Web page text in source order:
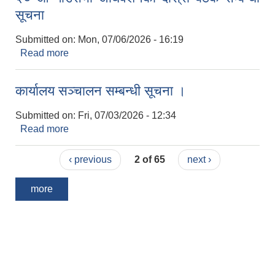
सूचना
Submitted on: Mon, 07/06/2026 - 16:19
Read more
कार्यालय सञ्चालन सम्बन्धी सूचना ।
Submitted on: Fri, 07/03/2026 - 12:34
Read more
‹ previous 2 of 65 next ›
more